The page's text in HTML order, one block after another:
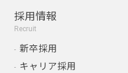
採用情報
Recruit
新卒採用
キャリア採用